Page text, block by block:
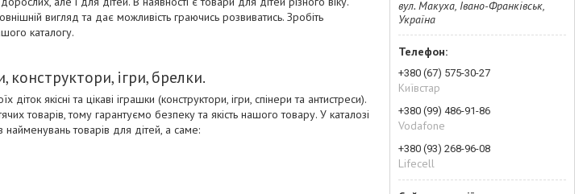
вигляд та дає можливість граючись розвиватись. Зробіть
каталогу.
конструктори, ігри, брелки.
якісні та цікаві іграшки (конструктори, ігри, спінери та антистреси).
товарів, тому гарантуємо безпеку та якість нашого товару. У каталозі
товарів для дітей, а саме:
вул. Макуха, Івано-Франківськ,
Україна
+380 (67) 575-30-27
Київстар
+380 (99) 486-91-86
Vodafone
+380 (93) 268-96-08
Lifecell